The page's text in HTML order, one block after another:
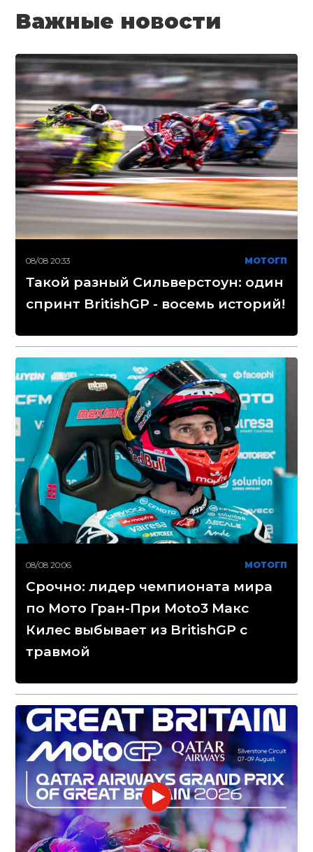
Важные новости
08/08 20:33 МОТОГП
Такой разный Сильверстоун: один
спринт BritishGP - восемь историй!
08/08 20:06 МОТОГП
Срочно: лидер чемпионата мира
по Мото Гран-При Moto3 Макс
Килес выбывает из BritishGP с
травмой